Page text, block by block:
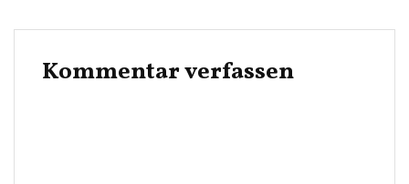
Kommentar verfassen